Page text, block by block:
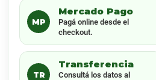
MP
Mercado Pago
Pagá online desde el
checkout.
TR
Transferencia
Consultá los datos al